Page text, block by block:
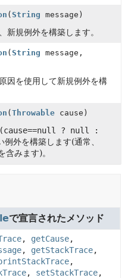
( String message)
新規例外を構築します。
( String message,
因を使用して新規例外を構
( Throwable cause)
(cause==null ? null :
例外を構築します(通常、
含みます)。
で宣言されたメソッド
, getCause,
, getStackTrace,
,
, setStackTrace,